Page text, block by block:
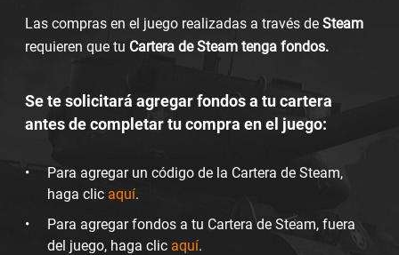
Las compras en el juego realizadas a través de Steam
requieren que tu Cartera de Steam tenga fondos.
Se te solicitará agregar fondos a tu cartera
antes de completar tu compra en el juego:
Para agregar un código de la Cartera de Steam,
haga clic aquí.
Para agregar fondos a tu Cartera de Steam, fuera
del juego, haga clic aquí.